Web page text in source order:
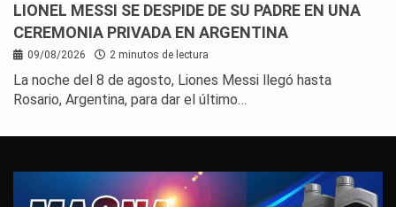
LIONEL MESSI SE DESPIDE DE SU PADRE EN UNA
CEREMONIA PRIVADA EN ARGENTINA
09/08/2026 2 minutos de lectura
La noche del 8 de agosto, Liones Messi llegó hasta
Rosario, Argentina, para dar el último…